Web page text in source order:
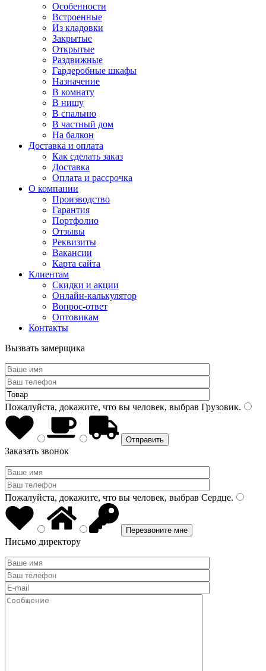
Особенности
Встроенные
Из кладовки
Закрытые
Открытые
Раздвижные
Гардеробные шкафы
Назначение
В комнату
В нишу
В спальню
В частный дом
На балкон
Доставка и оплата
Как сделать заказ
Доставка
Оплата и рассрочка
О компании
Производство
Гарантия
Портфолио
Отзывы
Реквизиты
Вакансии
Карта сайта
Клиентам
Скидки и акции
Онлайн-калькулятор
Вопрос-ответ
Оптовикам
Контакты
Вызвать замерщика
Пожалуйста, докажите, что вы человек, выбрав Грузовик.
Заказать звонок
Пожалуйста, докажите, что вы человек, выбрав Сердце.
Письмо директору